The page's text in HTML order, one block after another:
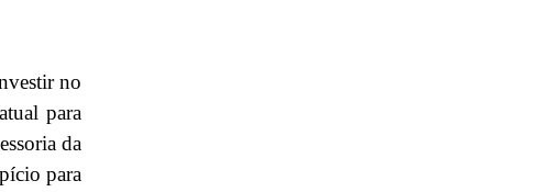
no
para
da
para